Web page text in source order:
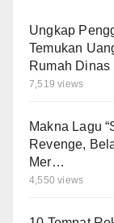
Ungkap
Temukan
Rumah Dinas
7,519 views
Makna Lagu
Revenge,
Mer…
4,550 views